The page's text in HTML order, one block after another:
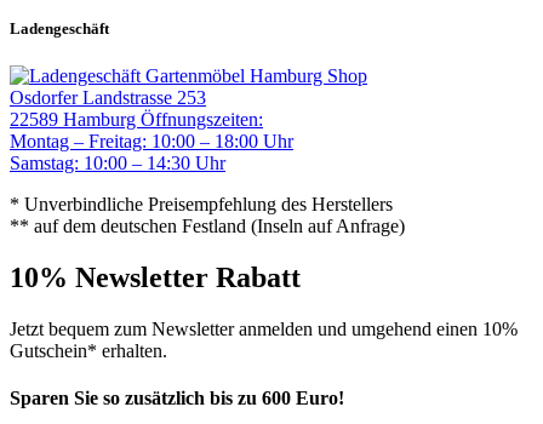
Ladengeschäft
Gartenmöbel Hamburg Shop
Osdorfer Landstrasse 253
22589 Hamburg Öffnungszeiten:
Montag – Freitag: 10:00 – 18:00 Uhr
Samstag: 10:00 – 14:30 Uhr
* Unverbindliche Preisempfehlung des Herstellers
** auf dem deutschen Festland (Inseln auf Anfrage)
10% Newsletter Rabatt
Jetzt bequem zum Newsletter anmelden und umgehend einen 10%
Gutschein* erhalten.
Sparen Sie so zusätzlich bis zu 600 Euro!